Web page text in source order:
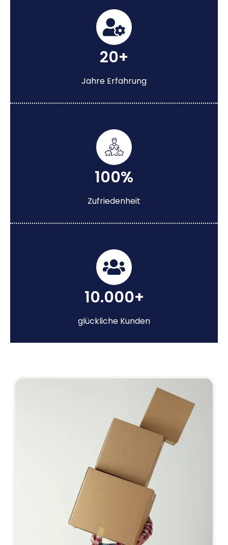
20+
Jahre Erfahrung
100%
Zufriedenheit
10.000+
glückliche Kunden